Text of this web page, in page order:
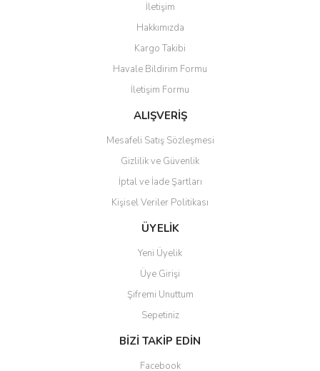
Ürün resmi kalitesiz, bozuk veya görüntülenemiyor.
Ürün açıklamasında eksik bilgiler bulunuyor.
Ürün bilgilerinde hatalar bulunuyor.
Ürün fiyatı diğer sitelerden daha pahalı.
Bu ürüne benzer farklı alternatifler olmalı.
Gönder
İletişim
Hakkımızda
Kargo Takibi
Havale Bildirim Formu
İletişim Formu
ALIŞVERİŞ
Mesafeli Satış Sözleşmesi
Gizlilik ve Güvenlik
İptal ve İade Şartları
Kişisel Veriler Politikası
ÜYELİK
Yeni Üyelik
Üye Girişi
Şifremi Unuttum
Sepetiniz
BİZİ TAKİP EDİN
Facebook